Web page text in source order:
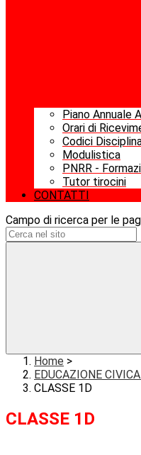
Piano Annuale
Orari di
Codici
Modulistica
PNRR -
Tutor tirocini
CONTATTI
Campo di ricerca per le
Home >
EDUCAZIONE
CLASSE 1D
CLASSE 1D